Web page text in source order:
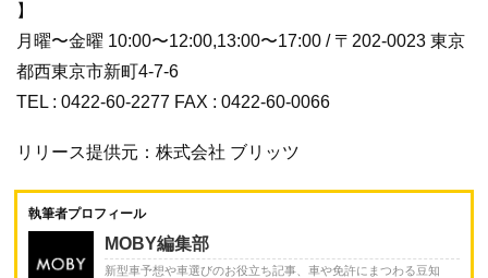
】
月曜〜金曜 10:00〜12:00,13:00〜17:00 / 〒202-0023 東京
都西東京市新町4-7-6
TEL : 0422-60-2277 FAX : 0422-60-0066
リリース提供元：株式会社 ブリッツ
執筆者プロフィール
MOBY編集部
新型車予想や車選びのお役立ち記事、車や免許にまつわる豆知